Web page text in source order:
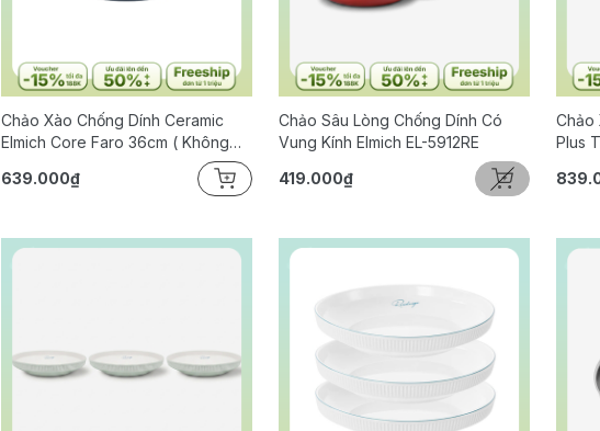
Chảo Xào Chống Dính Ceramic
Elmich Core Faro 36cm ( Không
639.000₫
Chảo Sâu Lòng Chống Dính Có
Vung Kính Elmich EL-5912RE
419.000₫
Chảo
Plus